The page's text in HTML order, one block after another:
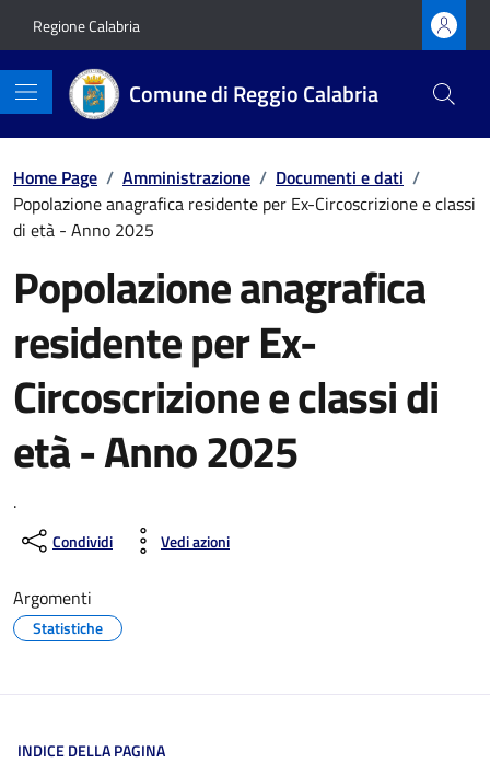
Regione Calabria
Comune di Reggio Calabria
Home Page / Amministrazione / Documenti e dati /
Popolazione anagrafica residente per Ex-Circoscrizione e classi
di età - Anno 2025
Popolazione anagrafica
residente per Ex-
Circoscrizione e classi di
età - Anno 2025
.
Condividi Vedi azioni
Argomenti
Statistiche
INDICE DELLA PAGINA